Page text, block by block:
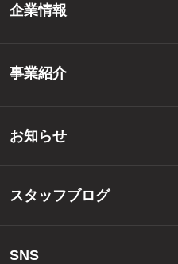
企業情報
事業紹介
お知らせ
スタッフブログ
SNS